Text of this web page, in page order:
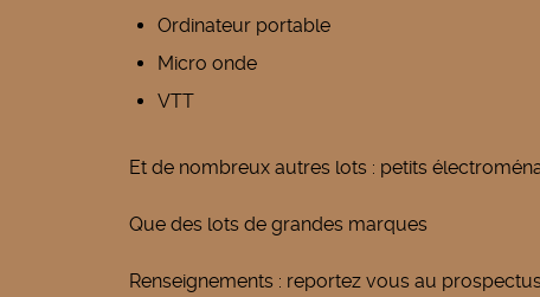
Ordinateur portable
Micro onde
VTT
Et de nombreux autres lots : petits
Que des lots de grandes marques
Renseignements : reportez vous au